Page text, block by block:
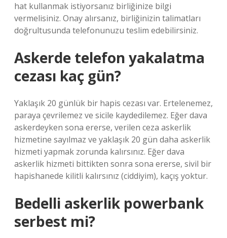
hat kullanmak istiyorsanız birliğinize bilgi
vermelisiniz. Onay alırsanız, birliğinizin talimatları
doğrultusunda telefonunuzu teslim edebilirsiniz.
Askerde telefon yakalatma
cezası kaç gün?
Yaklaşık 20 günlük bir hapis cezası var. Ertelenemez,
paraya çevrilemez ve sicile kaydedilemez. Eğer dava
askerdeyken sona ererse, verilen ceza askerlik
hizmetine sayılmaz ve yaklaşık 20 gün daha askerlik
hizmeti yapmak zorunda kalırsınız. Eğer dava
askerlik hizmeti bittikten sonra sona ererse, sivil bir
hapishanede kilitli kalırsınız (ciddiyim), kaçış yoktur.
Bedelli askerlik powerbank
serbest mi?